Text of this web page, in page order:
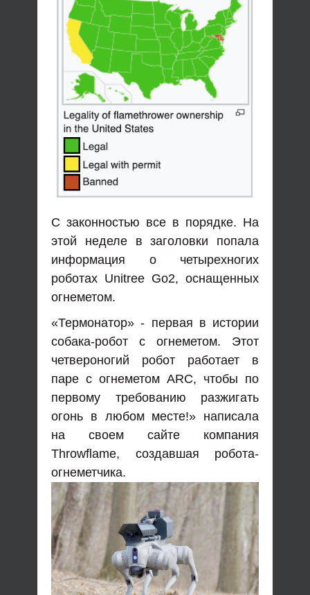
С законностью все в порядке. На
этой неделе в заголовки попала
информация о четырехногих
роботах Unitree Go2, оснащенных
огнеметом.
«Термонатор» - первая в истории
собака-робот с огнеметом. Этот
четвероногий робот работает в
паре с огнеметом ARC, чтобы по
первому требованию разжигать
огонь в любом месте!» написала
на своем сайте компания
Throwflame, создавшая робота-
огнеметчика.